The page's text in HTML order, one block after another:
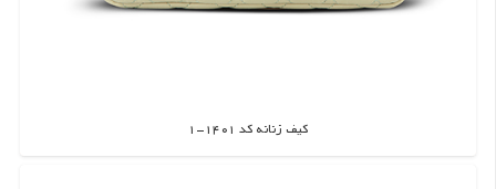
کیف زنانه کد 1401-1
اطلاعات بیشتر